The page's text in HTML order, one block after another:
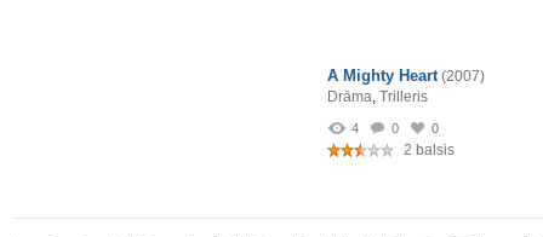
A Mighty Heart (2007)
Drāma, Trilleris
4 0 0
2 balsis